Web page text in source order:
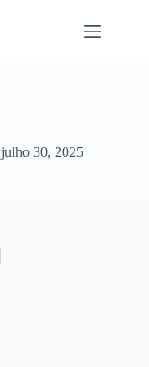
julho 30, 2025